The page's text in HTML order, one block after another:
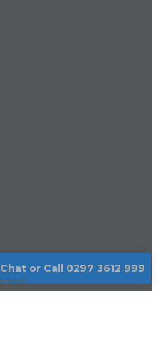
Chat or Call 0297 3612 999